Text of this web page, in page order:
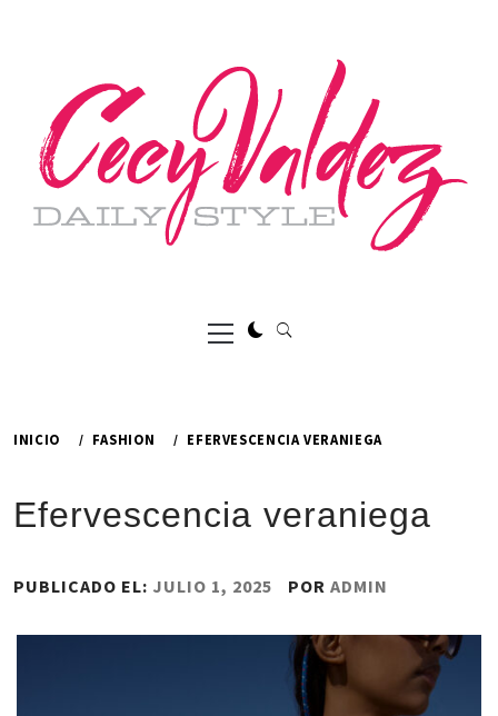
Menú
principal
INICIO FASHION EFERVESCENCIA VERANIEGA
Efervescencia veraniega
PUBLICADO EL: JULIO 1, 2025 POR ADMIN